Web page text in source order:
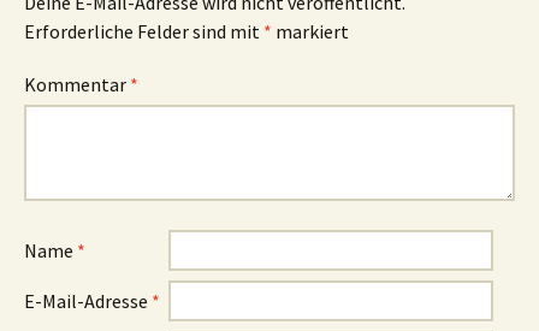
Erforderliche Felder sind mit * markiert
Kommentar *
Name *
E-Mail-Adresse *